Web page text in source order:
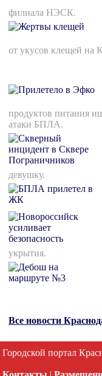
филиала НЭСК.
от укусов клещей на
продуктов питания
атаки БПЛА.
девушку.
укрытия.
Все новости
Городской портал